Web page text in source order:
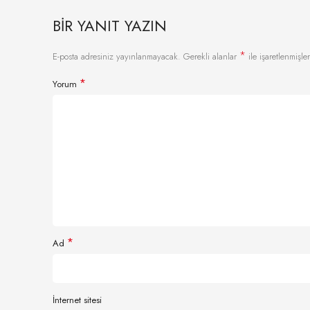
BIR YANIT YAZIN
E-posta adresiniz yayınlanmayacak. Gerekli alanlar * ile
Yorum *
Ad *
İnternet sitesi